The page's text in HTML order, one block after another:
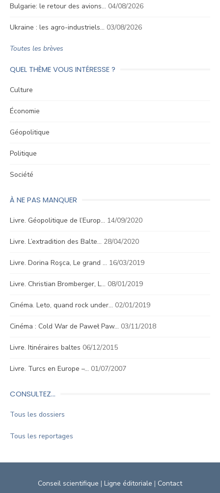
Bulgarie: le retour des avions… 04/08/2026
Ukraine : les agro-industriels… 03/08/2026
Toutes les brèves
QUEL THÈME VOUS INTÉRESSE ?
Culture
Économie
Géopolitique
Politique
Société
À NE PAS MANQUER
Livre. Géopolitique de l’Europ… 14/09/2020
Livre. L’extradition des Balte… 28/04/2020
Livre. Dorina Roşca, Le grand … 16/03/2019
Livre. Christian Bromberger, L… 08/01/2019
Cinéma. Leto, quand rock under… 02/01/2019
Cinéma : Cold War de Paweł Paw… 03/11/2018
Livre. Itinéraires baltes 06/12/2015
Livre. Turcs en Europe –… 01/07/2007
CONSULTEZ…
Tous les dossiers
Tous les reportages
Conseil scientifique | Ligne éditoriale | Contact